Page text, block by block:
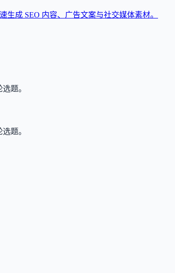
生成 SEO 内容、广告文案与社交媒体素材。
题。
题。